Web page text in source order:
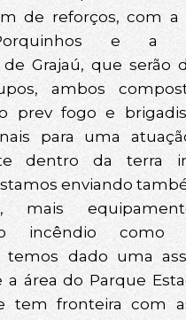
de reforços, com a
e a
de Grajaú, que serão
ambos
prev fogo e
para uma
dentro da terra
enviando
mais
incêndio como
temos dado uma
área do Parque
tem fronteira com